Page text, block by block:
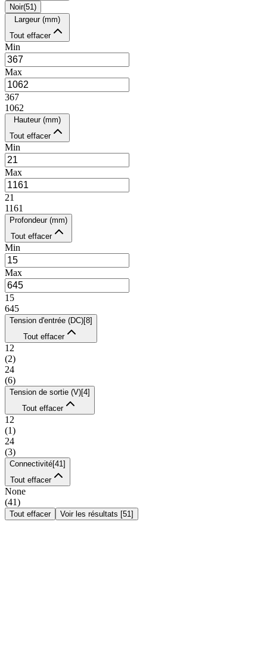
Noir(51 )
Largeur (mm)
Tout effacer
Min
Max
367
1062
Hauteur (mm)
Tout effacer
Min
Max
21
1161
Profondeur (mm)
Tout effacer
Min
Max
15
645
Tension d'entrée (DC)[8]
Tout effacer
12
(2)
24
(6)
Tension de sortie (V)[4]
Tout effacer
12
(1)
24
(3)
Connectivité[41 ]
Tout effacer
None
(41)
Tout effacer Voir les résultats [51 ]